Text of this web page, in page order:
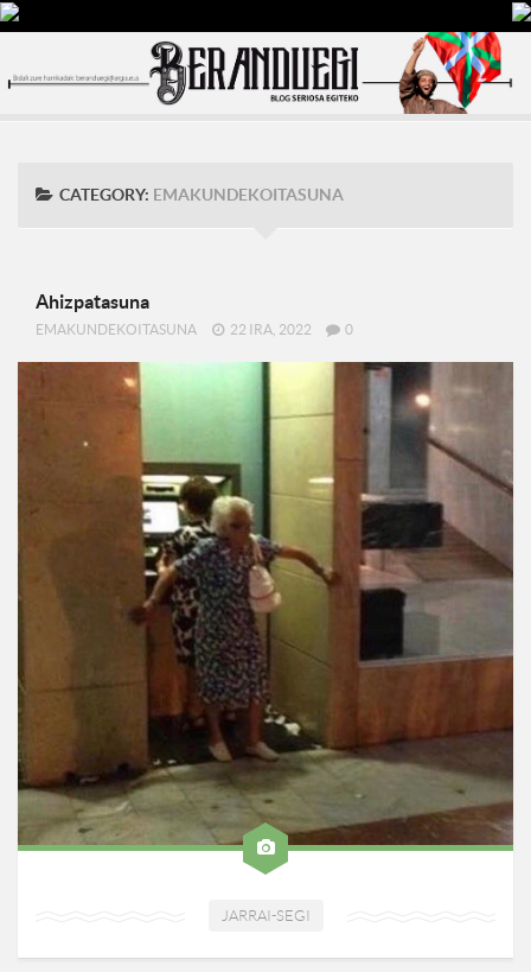
CATEGORY: EMAKUNDEKOITASUNA
Ahizpatasuna
EMAKUNDEKOITASUNA 22 IRA, 2022 0
JARRAI-SEGI